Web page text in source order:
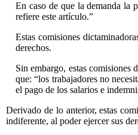
En caso de que la demanda la
refiere este artículo.”
Estas comisiones
derechos.
Sin embargo, estas comisiones
que: “los trabajadores no
el pago de los salarios e
Derivado de lo anterior, estas
indiferente, al poder ejercer sus